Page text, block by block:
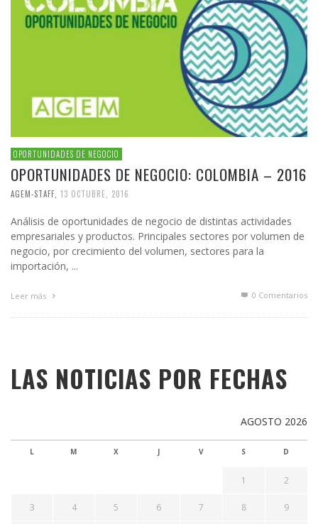
OPORTUNIDADES DE NEGOCIO
OPORTUNIDADES DE NEGOCIO: COLOMBIA – 2016
AGEM-STAFF 13 OCTUBRE, 2016
Análisis de oportunidades de negocio de distintas actividades
empresariales y productos. Principales sectores por volumen de
negocio, por crecimiento del volumen, sectores para la
importación, ...
Leer más 0 Comentarios
LAS NOTICIAS POR FECHAS
AGOSTO 2026
L M X J V S D
1 2
3 4 5 6 7 8 9